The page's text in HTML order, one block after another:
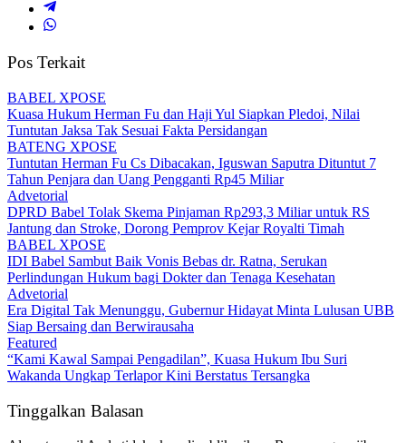
Pos Terkait
BABEL XPOSE
Kuasa Hukum Herman Fu dan Haji Yul Siapkan Pledoi, Nilai
Tuntutan Jaksa Tak Sesuai Fakta Persidangan
BATENG XPOSE
Tuntutan Herman Fu Cs Dibacakan, Iguswan Saputra Dituntut 7
Tahun Penjara dan Uang Pengganti Rp45 Miliar
Advetorial
DPRD Babel Tolak Skema Pinjaman Rp293,3 Miliar untuk RS
Jantung dan Stroke, Dorong Pemprov Kejar Royalti Timah
BABEL XPOSE
IDI Babel Sambut Baik Vonis Bebas dr. Ratna, Serukan
Perlindungan Hukum bagi Dokter dan Tenaga Kesehatan
Advetorial
Era Digital Tak Menunggu, Gubernur Hidayat Minta Lulusan UBB
Siap Bersaing dan Berwirausaha
Featured
“Kami Kawal Sampai Pengadilan”, Kuasa Hukum Ibu Suri
Wakanda Ungkap Terlapor Kini Berstatus Tersangka
Tinggalkan Balasan